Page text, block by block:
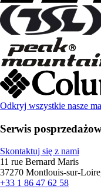
Odkryj wszystkie nasze
Serwis
Skontaktuj się z nami
11 rue Bernard Maris
37270 Montlouis-sur-
+33 1 86 47 62 58